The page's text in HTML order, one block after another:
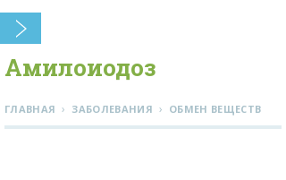
Амилоиодоз
ГЛАВНАЯ › ЗАБОЛЕВАНИЯ › ОБМЕН ВЕЩЕСТВ